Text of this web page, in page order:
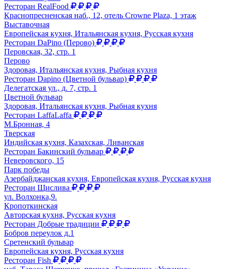
Ресторан RealFood
Краснопресненская наб., 12, отель Crowne Plaza, 1 этаж
Выставочная
Европейская кухня, Итальянская кухня, Русская кухня
Ресторан DaPino (Перово)
Перовская, 32, стр. 1
Перово
Здоровая, Итальянская кухня, Рыбная кухня
Ресторан Dapino (Цветной бульвар)
Делегатская ул., д. 7, стр. 1
Цветной бульвар
Здоровая, Итальянская кухня, Рыбная кухня
Ресторан LaffaLaffa
М.Бронная, 4
Тверская
Индийская кухня, Казахская, Ливанская
Ресторан Бакинский бульвар
Неверовского, 15
Парк победы
Азербайджанская кухня, Европейская кухня, Русская кухня
Ресторан Щислива
ул. Волхонка,9.
Кропоткинская
Авторская кухня, Русская кухня
Ресторан Добрые традиции
Бобров переулок д.1
Сретенский бульвар
Европейская кухня, Русская кухня
Ресторан Fish